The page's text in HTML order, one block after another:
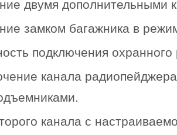
двумя дополнительными
замком багажника в
подключения
канала
канала с